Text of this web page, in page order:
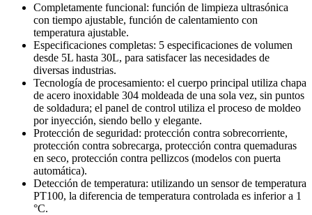
Completamente funcional: función de limpieza ultrasónica
con tiempo ajustable, función de calentamiento con
temperatura ajustable.
Especificaciones completas: 5 especificaciones de volumen
desde 5L hasta 30L, para satisfacer las necesidades de
diversas industrias.
Tecnología de procesamiento: el cuerpo principal utiliza chapa
de acero inoxidable 304 moldeada de una sola vez, sin puntos
de soldadura; el panel de control utiliza el proceso de moldeo
por inyección, siendo bello y elegante.
Protección de seguridad: protección contra sobrecorriente,
protección contra sobrecarga, protección contra quemaduras
en seco, protección contra pellizcos (modelos con puerta
automática).
Detección de temperatura: utilizando un sensor de temperatura
PT100, la diferencia de temperatura controlada es inferior a 1
°C.